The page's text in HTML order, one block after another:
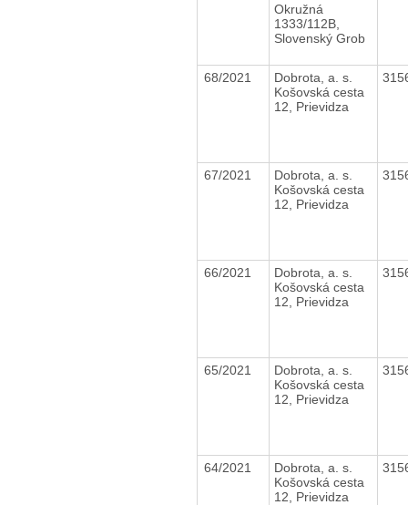
Okružná
1333/112B,
Slovenský Grob
68/2021
Dobrota, a. s.
Košovská cesta
12, Prievidza
67/2021
Dobrota, a. s.
Košovská cesta
12, Prievidza
66/2021
Dobrota, a. s.
Košovská cesta
12, Prievidza
65/2021
Dobrota, a. s.
Košovská cesta
12, Prievidza
64/2021
Dobrota, a. s.
Košovská cesta
12, Prievidza